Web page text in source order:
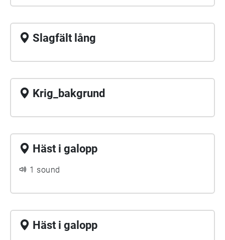
Slagfält lång
Krig_bakgrund
Häst i galopp
1 sound
Häst i galopp